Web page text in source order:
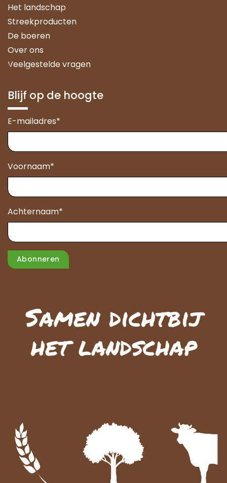
Het landschap
Streekproducten
De boeren
Over ons
Veelgestelde vragen
Blijf op de hoogte
E-mailadres*
Voornaam*
Achternaam*
Abonneren
Samen dichtbij
het landschap